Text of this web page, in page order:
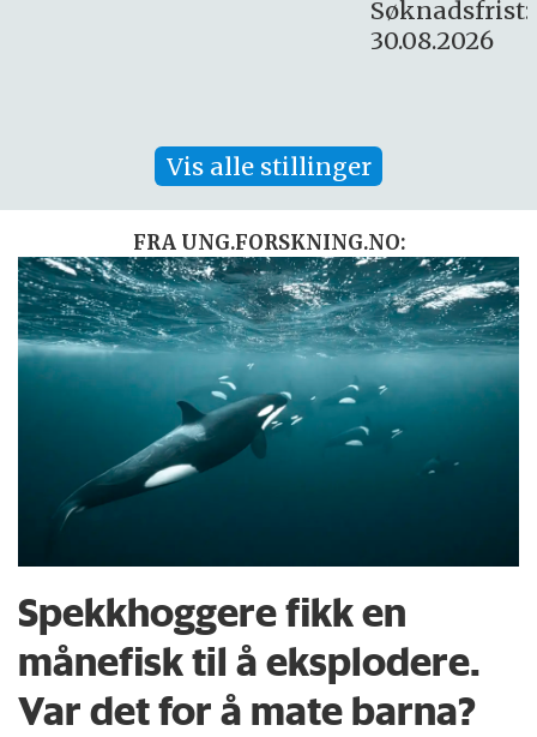
Vis alle stillinger
FRA UNG.FORSKNING.NO:
Spekkhoggere fikk en
månefisk til å eksplodere.
Var det for å mate barna?